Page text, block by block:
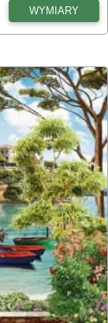
WYMIARY